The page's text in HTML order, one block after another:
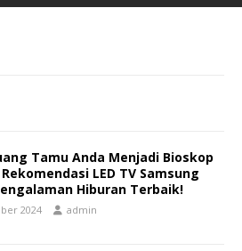
Tamu Anda Menjadi Bioskop
LED TV Samsung
Hiburan Terbaik!
2024 admin